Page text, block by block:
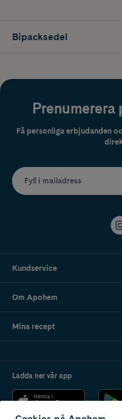
Bipacksedel
Få personliga erbjudanden
Fyll i mailadress
Kundservice
Om Apohem
Mina recept
Ladda ner vår app